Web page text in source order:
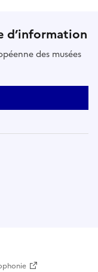
d’information
des musées